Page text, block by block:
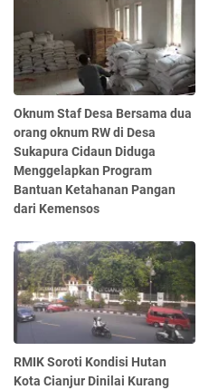
Oknum Staf Desa Bersama dua
orang oknum RW di Desa
Sukapura Cidaun Diduga
Menggelapkan Program
Bantuan Ketahanan Pangan
dari Kemensos
RMIK Soroti Kondisi Hutan
Kota Cianjur Dinilai Kurang